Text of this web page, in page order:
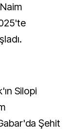
Silopi
Şehit